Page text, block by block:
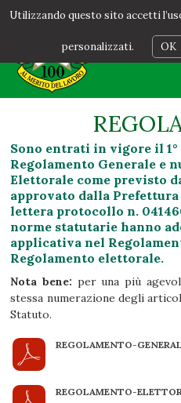
Utilizzando questo sito accetti
personalizzati. OK
Sono entrati in vigore il
Regolamento Generale e
Elettorale come previsto
approvato dalla Prefettura
lettera protocollo n.
norme statutarie hanno
applicativa nel
Regolamento elettorale.
Nota bene: per una più
stessa numerazione degli
Statuto.
REGOLAMENTO-
REGOLAMENTO-